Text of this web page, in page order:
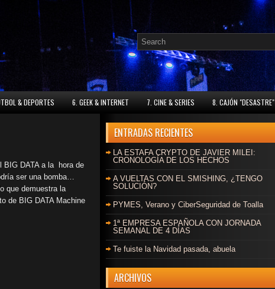
& DEPORTES 6. GEEK & INTERNET 7. CINE & SERIES 8. CAJÓN "DESASTRE"
BIG DATA a la hora de
ser una bomba…
que demuestra la
de BIG DATA Machine
ENTRADAS RECIENTES
LA ESTAFA CRYPTO DE JAVIER MILEI:
CRONOLOGÍA DE LOS HECHOS
A VUELTAS CON EL SMISHING, ¿TENGO
SOLUCIÓN?
PYMES, Verano y CiberSeguridad de Toalla
1ª EMPRESA ESPAÑOLA CON JORNADA
SEMANAL DE 4 DÍAS
Te fuiste la Navidad pasada, abuela
ARCHIVOS